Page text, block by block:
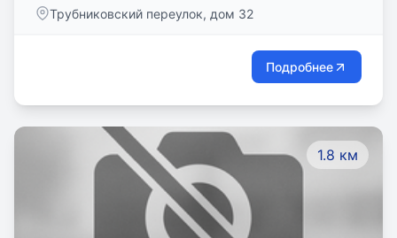
Трубниковский переулок, дом 32
Подробнее
1.8 км